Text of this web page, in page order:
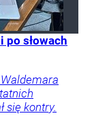
po słowach
się kontry.